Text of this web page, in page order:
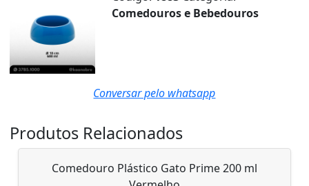
Comedouros e Bebedouros
Conversar pelo whatsapp
Produtos Relacionados
Comedouro Plástico Gato Prime 200 ml